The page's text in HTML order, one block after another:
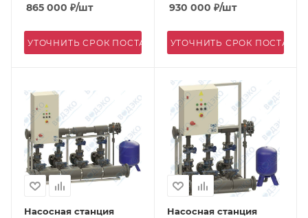
865 000 ₽/шт
УТОЧНИТЬ СРОК ПОСТАВКИ
930 000 ₽/шт
УТОЧНИТЬ СРОК
Насосная станция
Насосная станция